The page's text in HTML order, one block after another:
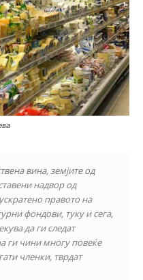
вина, земјите од
надвор од
правото на
фондови, туку и сега,
да ги следат
ги чини многу повеќе
членки, тврдат